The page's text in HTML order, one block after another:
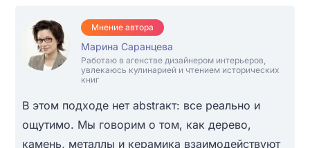
Мнение автора
Марина Саранцева
Работаю в агенстве дизайнером интерьеров,
увлекаюсь кулинарией и чтением исторических
книг
В этом подходе нет abstraкт: все реально и
ощутимо. Мы говорим о том, как дерево,
камень, металлы и керамика взаимодействуют